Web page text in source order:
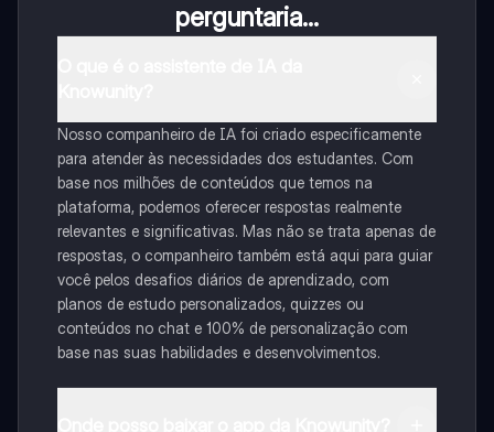
perguntaria...
Nosso companheiro de IA foi criado especificamente
para atender às necessidades dos estudantes. Com
base nos milhões de conteúdos que temos na
plataforma, podemos oferecer respostas realmente
relevantes e significativas. Mas não se trata apenas de
respostas, o companheiro também está aqui para guiar
você pelos desafios diários de aprendizado, com
planos de estudo personalizados, quizzes ou
conteúdos no chat e 100% de personalização com
base nas suas habilidades e desenvolvimentos.